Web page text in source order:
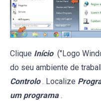
Clique Início ("Logo
do seu ambiente de
Controlo . Localize
um programa .